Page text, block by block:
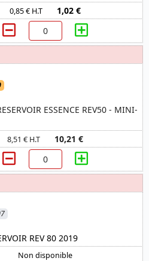
0,85 € H.T 1,02 €
ESSENCE REV50 - MINI-
8,51 € H.T 10,21 €
REV 80 2019
Non disponible